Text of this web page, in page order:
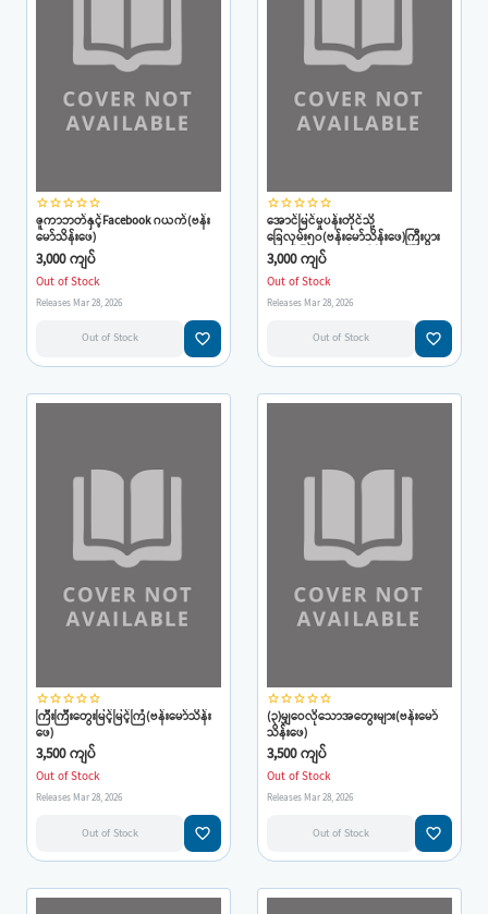
star_borderstar_borderstar_borderstar_borderstar_border
ဇူကာဘတ်နှင့်Facebook ဂယက်(ဗန်း
မော်သိန်းဖေ)
3,000 ကျပ်
Out of Stock
Releases Mar 28, 2026
Out of Stock favorite_border
star_borderstar_borderstar_borderstar_borderstar_border
အောင်မြင်မှုပန်းတိုင်သို့
ခြေလှမ်း၅၀(ဗန်းမော်သိန်းဖေ)ကြီးပွား
အောင်မြင်ရေးနည်းပေါင်း(၅၀)ပါဝင်
3,000 ကျပ်
Out of Stock
Releases Mar 28, 2026
Out of Stock favorite_border
star_borderstar_borderstar_borderstar_borderstar_border
ကြီးကြီးတွေးမြင့်မြင့်ကြံ(ဗန်းမော်သိန်း
ဖေ)
3,500 ကျပ်
Out of Stock
Releases Mar 28, 2026
Out of Stock favorite_border
star_borderstar_borderstar_borderstar_borderstar_border
(၃)မျှဝေလိုသောအတွေးများ(ဗန်းမော်
သိန်းဖေ)
3,500 ကျပ်
Out of Stock
Releases Mar 28, 2026
Out of Stock favorite_border